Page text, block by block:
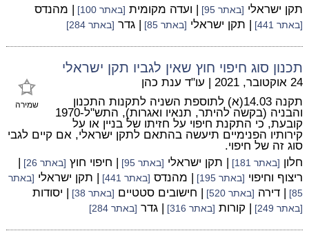
תקן ישראלי [באתר 95] | ועדה מקומית [באתר 100] | מהנדס
[באתר 441] | תקן ישראלי [באתר 85] | גדר [באתר 284]
תכנון סוג חיפוי חוץ שאין לגביו תקן ישראלי
שמירה
24 אוקטובר, 2021 | עו"ד ענת כהן
תקנה 14.03(א) לתוספת השניה לתקנות התכנון
והבניה (בקשה להיתר, תנאיו ואגרות), התש"ל-1970
קובעת, כי התקנת חיפוי על חזיתו של בניין או על
קירותיו הפנימיים תיעשה בהתאם לתקן ישראלי, אם קיים לגבי
סוג זה של חיפוי.
חלון [באתר 181] | תקן ישראלי [באתר 95] | חיפוי חוץ [באתר 26]
|
ריצוף וחיפוי [באתר 195] | מהנדס [באתר 441] | תקן ישראלי [באתר
85]
| דירה [באתר 520] | חישובים סטטיים [באתר 38] | יסודות
[באתר 249] | קורות [באתר 316] | גדר [באתר 284]